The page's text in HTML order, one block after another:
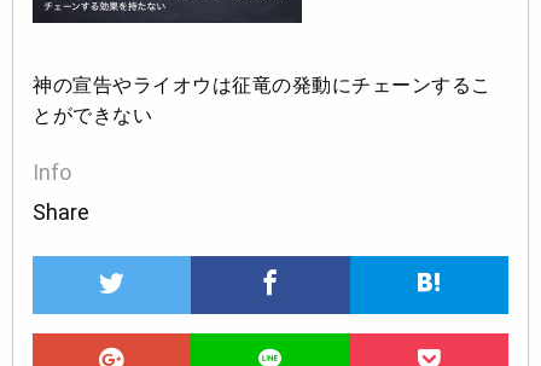
神の宣告やライオウは征竜の発動にチェーンするこ
とができない
Info
Share